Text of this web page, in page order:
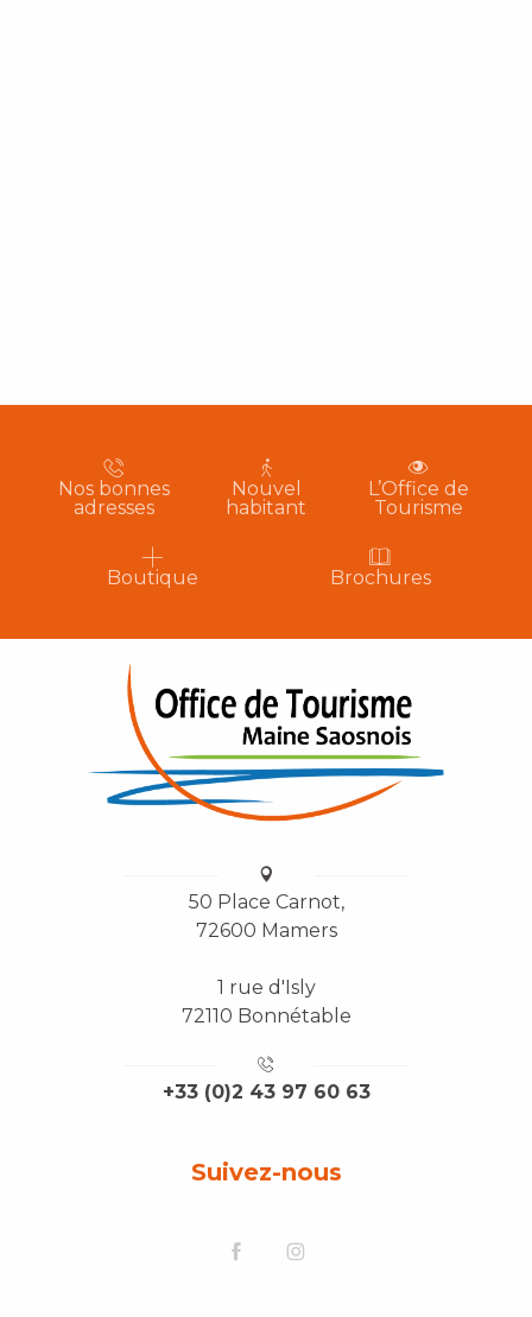
Nos bonnes
adresses
Nouvel
habitant
L’Office de
Tourisme
Boutique Brochures
50 Place Carnot,
72600 Mamers
1 rue d'Isly
72110 Bonnétable
+33 (0)2 43 97 60 63
Suivez-nous